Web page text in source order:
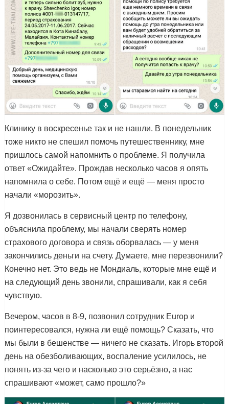
Клинику в воскресенье так и не нашли. В понедельник
тоже никто не спешил помочь путешественнику, мне
пришлось самой напомнить о проблеме. Я получила
ответ «Ожидайте». Прождав несколько часов я опять
напомнила о себе. Потом ещё и ещё — меня просто
начали «морозить».
Я дозвонилась в сервисный центр по телефону,
объяснила проблему, мы начали сверять номер
страхового договора и связь оборвалась — у меня
закончились деньги на счету. Думаете, мне перезвонили?
Конечно нет. Это ведь не Мондиаль, которые мне ещё и
на следующий день звонили, спрашивали, как я себя
чувствую.
Вечером, часов в 8-9, позвонил сотрудник Europ и
поинтересовался, нужна ли ещё помощь? Сказать, что
мы были в бешенстве — ничего не сказать. Игорь второй
день на обезболивающих, воспаление усилилось, не
понять из-за чего и насколько это серьёзно, а нас
спрашивают «может, само прошло?»